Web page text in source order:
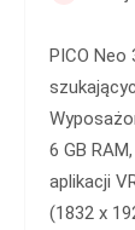
PICO
6 GB
aplikacji
(1832 x